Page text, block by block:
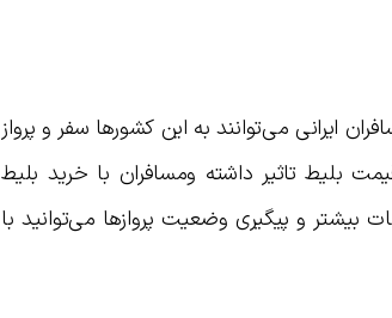
ایرانی می‌توانند به این کشورها سفر و پرواز
بلیط تاثیر داشته ومسافران با خرید بلیط
بیشتر و پیگیری وضعیت پروازها می‌توانید با